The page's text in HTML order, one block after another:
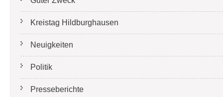
Kreistag Hildburghausen
Neuigkeiten
Politik
Presseberichte